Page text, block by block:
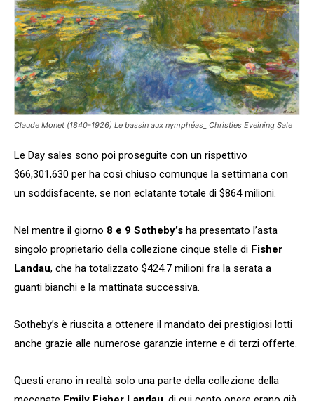
Claude Monet (1840-1926) Le bassin aux nymphéas_ Christies Eveining Sale
Le Day sales sono poi proseguite con un rispettivo
$66,301,630 per ha così chiuso comunque la settimana con
un soddisfacente, se non eclatante totale di $864 milioni.
Nel mentre il giorno 8 e 9 Sotheby’s ha presentato l’asta
singolo proprietario della collezione cinque stelle di Fisher
Landau, che ha totalizzato $424.7 milioni fra la serata a
guanti bianchi e la mattinata successiva.
Sotheby’s è riuscita a ottenere il mandato dei prestigiosi lotti
anche grazie alle numerose garanzie interne e di terzi offerte.
Questi erano in realtà solo una parte della collezione della